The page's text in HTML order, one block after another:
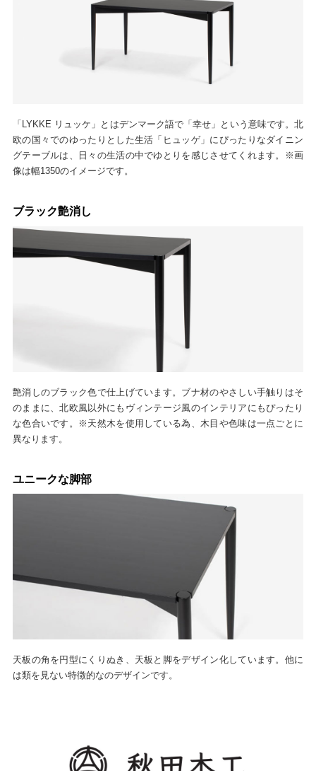
「LYKKE リュッケ」とはデンマーク語で「幸せ」という意味です。北
欧の国々でのゆったりとした生活「ヒュッゲ」にぴったりなダイニン
グテーブルは、日々の生活の中でゆとりを感じさせてくれます。※画
像は幅1350のイメージです。
ブラック艶消し
艶消しのブラック色で仕上げています。ブナ材のやさしい手触りはそ
のままに、北欧風以外にもヴィンテージ風のインテリアにもぴったり
な色合いです。※天然木を使用している為、木目や色味は一点ごとに
異なります。
ユニークな脚部
天板の角を円型にくりぬき、天板と脚をデザイン化しています。他に
は類を見ない特徴的なのデザインです。